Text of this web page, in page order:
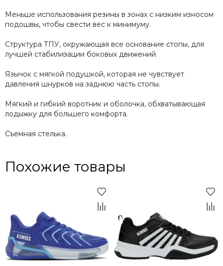
Меньше использования резины в зонах с низким износом
подошвы, чтобы свести вес к минимуму.
Структура ТПУ, окружающая все основание стопы, для
лучшей стабилизации боковых движений.
Язычок с мягкой подушкой, которая не чувствует
давления шнурков на заднюю часть стопы.
Мягкий и гибкий воротник и оболочка, обхватывающая
лодыжку для большего комфорта.
Съемная стелька.
Похожие товары